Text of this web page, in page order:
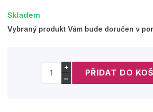
Skladem
Vybraný produkt Vám bude doručen v
+
−